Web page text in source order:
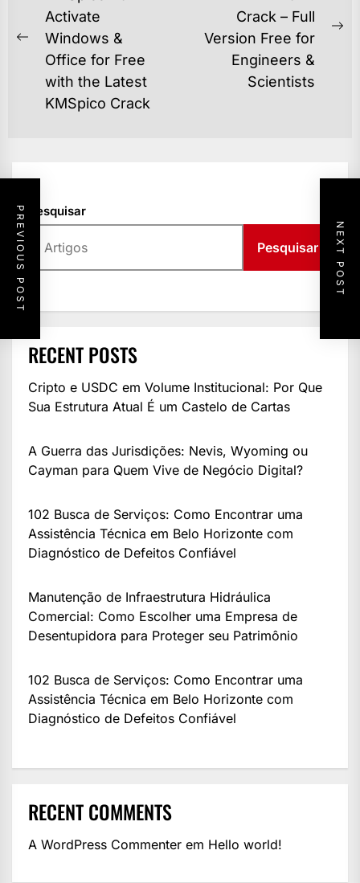
PREVIOUS POST NEXT POST
POST
Previous
post:
Activate
Windows &
Office for Free
with the Latest
KMSpico Crack
Crack – Full
Version Free for
Engineers &
Scientists
Pesquisar
Pesquisar
RECENT POSTS
Cripto e USDC em Volume Institucional: Por Que
Sua Estrutura Atual É um Castelo de Cartas
A Guerra das Jurisdições: Nevis, Wyoming ou
Cayman para Quem Vive de Negócio Digital?
102 Busca de Serviços: Como Encontrar uma
Assistência Técnica em Belo Horizonte com
Diagnóstico de Defeitos Confiável
Manutenção de Infraestrutura Hidráulica
Comercial: Como Escolher uma Empresa de
Desentupidora para Proteger seu Patrimônio
102 Busca de Serviços: Como Encontrar uma
Assistência Técnica em Belo Horizonte com
Diagnóstico de Defeitos Confiável
RECENT COMMENTS
A WordPress Commenter em Hello world!